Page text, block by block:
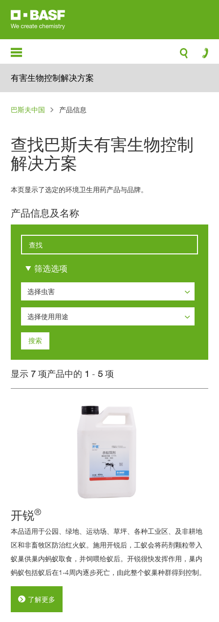
有害生物控制解决方案
面
屑
巴斯夫中国 产品信息
查找巴斯夫有害生物控制
解决方案
本页显示了选定的环境卫生用药产品与品牌。
产品信息及名称
筛选选项
选择虫害
选择虫害
白蚁
蚊蝇
蟑螂
鼠类
选择使用用途
选择使用用途
显示 7 项产品中的 1 -5 项
开锐®
本品适用于公园、绿地、运动场、草坪、各种工业区、及非耕地
区和非畜牧区防治红火蚁。施用开锐后，工蚁会将药剂颗粒带入
蚁巢供巢内蚂蚁取食，并饲喂给蚁后。开锐很快发挥作用，巢内
蚂蚁包括蚁后在1-4周内逐步死亡，由此整个蚁巢种群得到控制。
了解更多